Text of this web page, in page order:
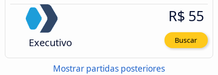
Executivo
R$ 55
Buscar
Mostrar partidas posteriores